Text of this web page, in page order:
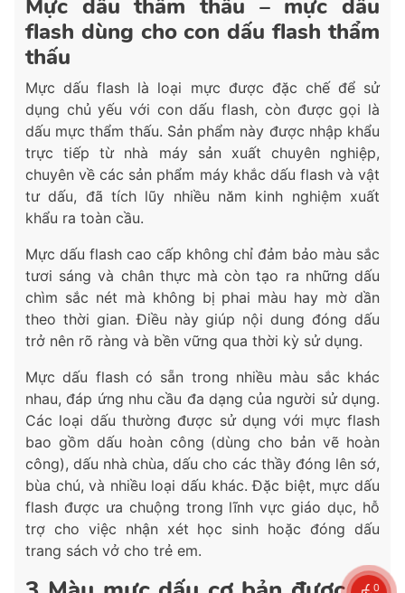
Mực dấu thẩm thấu – mực dấu
flash dùng cho con dấu flash thẩm
thấu
Mực dấu flash là loại mực được đặc chế để sử
dụng chủ yếu với con dấu flash, còn được gọi là
dấu mực thẩm thấu. Sản phẩm này được nhập khẩu
trực tiếp từ nhà máy sản xuất chuyên nghiệp,
chuyên về các sản phẩm máy khắc dấu flash và vật
tư dấu, đã tích lũy nhiều năm kinh nghiệm xuất
khẩu ra toàn cầu.
Mực dấu flash cao cấp không chỉ đảm bảo màu sắc
tươi sáng và chân thực mà còn tạo ra những dấu
chìm sắc nét mà không bị phai màu hay mờ dần
theo thời gian. Điều này giúp nội dung đóng dấu
trở nên rõ ràng và bền vững qua thời kỳ sử dụng.
Mực dấu flash có sẵn trong nhiều màu sắc khác
nhau, đáp ứng nhu cầu đa dạng của người sử dụng.
Các loại dấu thường được sử dụng với mực flash
bao gồm dấu hoàn công (dùng cho bản vẽ hoàn
công), dấu nhà chùa, dấu cho các thầy đóng lên sớ,
bùa chú, và nhiều loại dấu khác. Đặc biệt, mực dấu
flash được ưa chuộng trong lĩnh vực giáo dục, hỗ
trợ cho việc nhận xét học sinh hoặc đóng dấu
trang sách vở cho trẻ em.
0